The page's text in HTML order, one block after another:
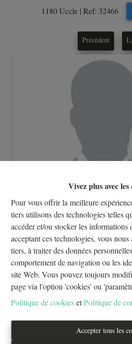
Vivez plus avec les
Pour vous offrir la meilleure
tiers utilisons des technologies telles
accéder et/ou stocker les informations
acceptant ces technologies, vous
tiers, à traiter des données
comportement de navigation ou les
site Web. Vous pouvez toujours
page via l'option 'cookies' ou
Politique de cookiesetPolitique de
Accepter tous les
1180 Uccle | Ref: 32466
Précédent
Contacter
3 1 1
Découvrez la résidence MERLO
PREMIERE TRANCHE DE
idéalement conçus pour répondre aux
plus exigeants - Chaque logement